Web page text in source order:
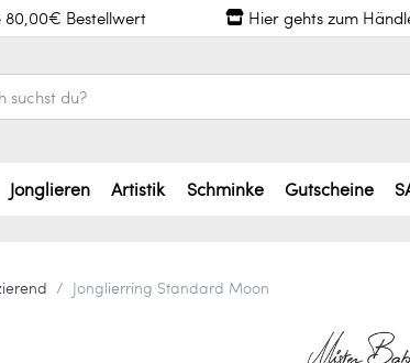
80,00€ Bestellwert Hier gehts zum
Jonglieren Artistik Schminke Gutscheine
Jonglierring Standard Moon